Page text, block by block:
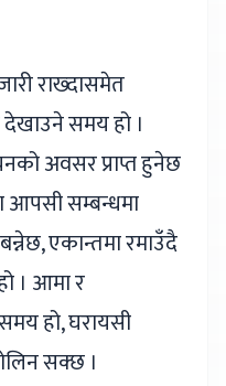
राख्दासमेत
समय हो ।
अवसर प्राप्त हुनेछ
आपसी सम्बन्धमा
एकान्तमा रमाउँदै
। आमा र
हो, घरायसी
सक्छ ।